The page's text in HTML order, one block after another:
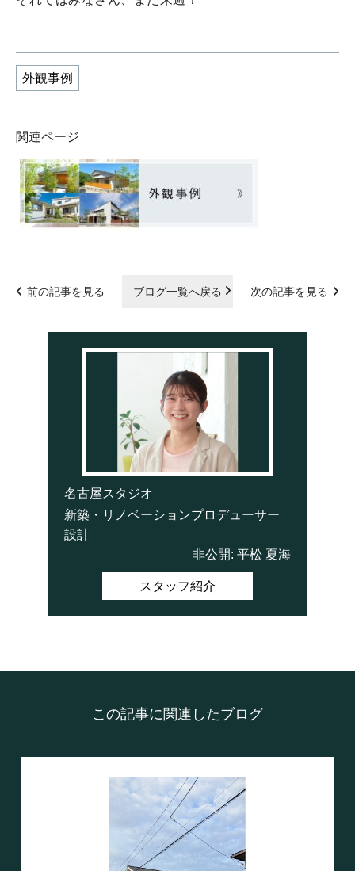
外観事例
関連ページ
前の記事を見る ブログ一覧へ戻る 次の記事を見る
名古屋スタジオ
新築・リノベーションプロデューサー
設計
非公開: 平松 夏海
スタッフ紹介
この記事に関連したブログ